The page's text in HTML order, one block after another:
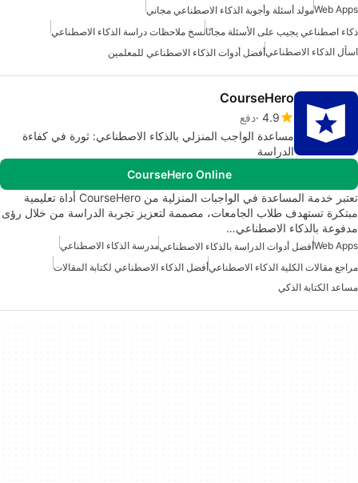
Web Appsمولد أسئلة وأجوبة الذكاء الاصطناعي مجاني
ذكاء اصطناعي يجيب على الأسئلة مجانًانسخ ملاحظات دراسة الذكاء الاصطناعي
اسأل الذكاء الاصطناعيأفضل أدوات الذكاء الاصطناعي للمعلمين
CourseHero
4.9 دفع
مساعدة الواجب المنزلي بالذكاء الاصطناعي: ثورة في كفاءة
الدراسة
CourseHero Online
تعتبر خدمة المساعدة في الواجبات المنزلية من CourseHero أداة تعليمية
مبتكرة تستهدف طلاب الجامعات، مصممة لتعزيز تجربة الدراسة من خلال رؤى
مدفوعة بالذكاء الاصطناعي…
Web Appsأفضل أدوات الدراسة بالذكاء الاصطناعيمدرسة الذكاء الاصطناعي
مراجع مقالات الكلية الذكاء الاصطناعيأفضل الذكاء الاصطناعي لكتابة المقالات
مساعد الكتابة الذكي